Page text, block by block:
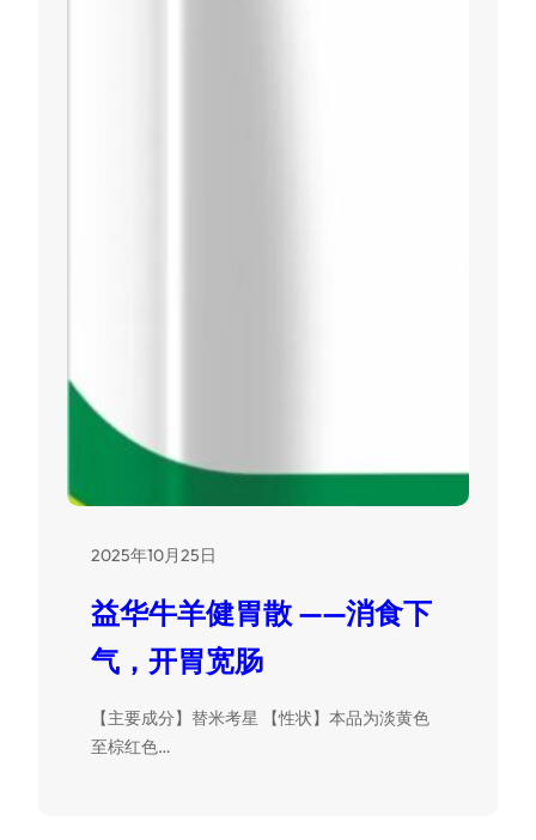
2025年10月25日
益华牛羊健胃散 ——消食下
气，开胃宽肠
【主要成分】替米考星 【性状】本品为淡黄色
至棕红色…